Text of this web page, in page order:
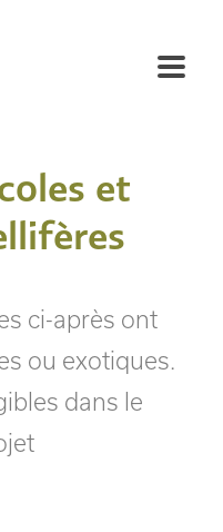
et
ci-après ont
ou exotiques.
dans le